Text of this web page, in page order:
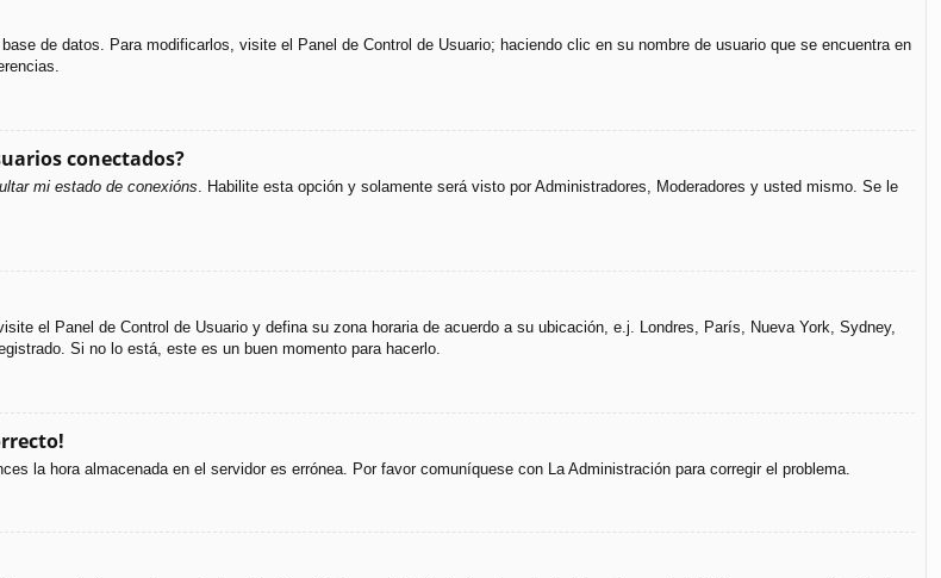
de datos. Para modificarlos, visite el Panel de Control de Usuario; haciendo clic en su nombre de usuario que se encuentra en
conectados?
mi estado de conexións . Habilite esta opción y solamente será visto por Administradores, Moderadores y usted mismo. Se le
el Panel de Control de Usuario y defina su zona horaria de acuerdo a su ubicación, e.j. Londres, París, Nueva York, Sydney,
Si no lo está, este es un buen momento para hacerlo.
la hora almacenada en el servidor es errónea. Por favor comuníquese con La Administración para corregir el problema.